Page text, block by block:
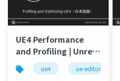
UE4 Performance
and Profiling | Unreal
Dev Day Montreal
2017 (日本語訳)
ue4 ue-editor